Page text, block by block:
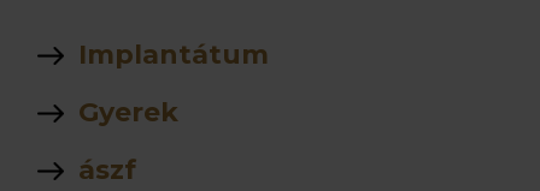
Implantátum
Gyerek
ászf